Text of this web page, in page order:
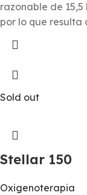
razonable de
por lo que resulta
Sold out
Stellar 150
Oxigenoterapia